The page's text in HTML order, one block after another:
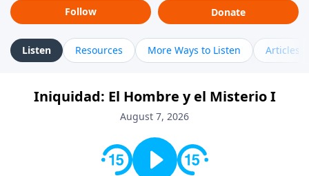
Follow Donate
Listen Resources More Ways to Listen Articles
Iniquidad: El Hombre y el Misterio I
August 7, 2026